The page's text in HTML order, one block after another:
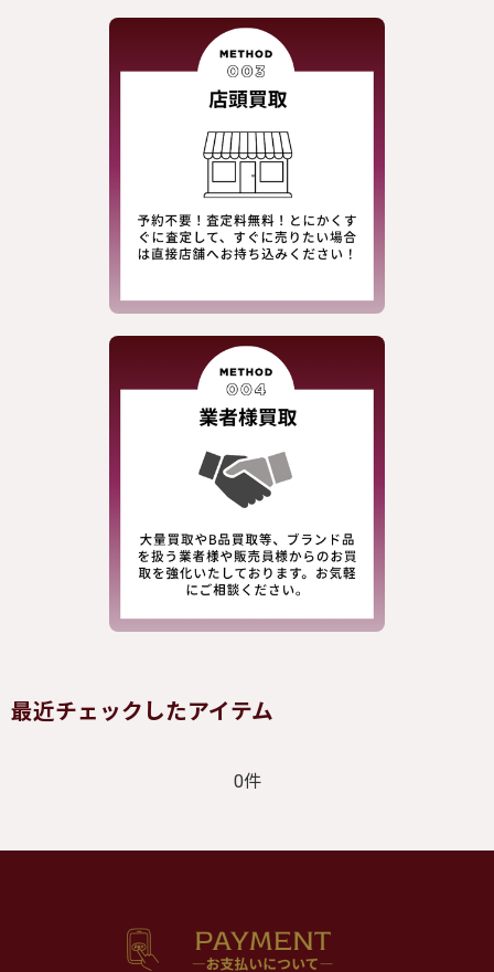
最近チェックしたアイテム
0件